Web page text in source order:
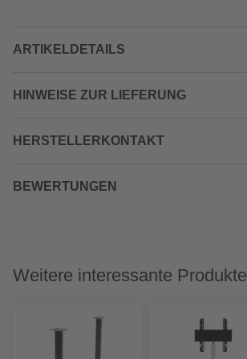
ARTIKELDETAILS
HINWEISE ZUR LIEFERUNG
HERSTELLERKONTAKT
BEWERTUNGEN
Weitere interessante Produkte